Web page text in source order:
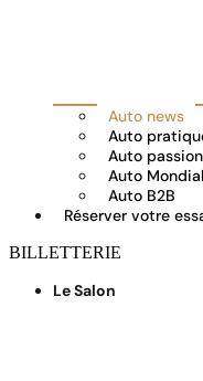
Auto news
Auto
Auto passion
Auto Mondial
Auto B2B
Réserver votre
BILLETTERIE
Le Salon